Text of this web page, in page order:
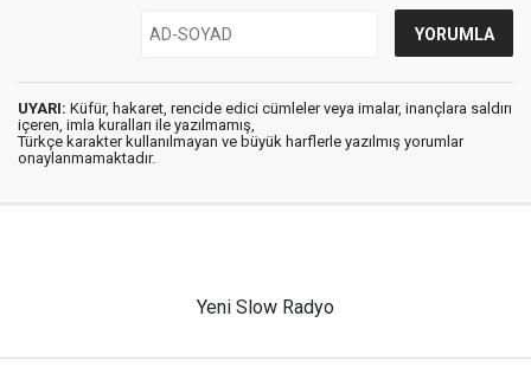
UYARI: Küfür, hakaret, rencide edici cümleler veya imalar, inançlara saldırı
içeren, imla kuralları ile yazılmamış,
Türkçe karakter kullanılmayan ve büyük harflerle yazılmış yorumlar
onaylanmamaktadır.
Yeni Slow Radyo